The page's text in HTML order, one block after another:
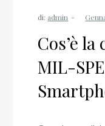
di: admin
Cos’è
MIL-